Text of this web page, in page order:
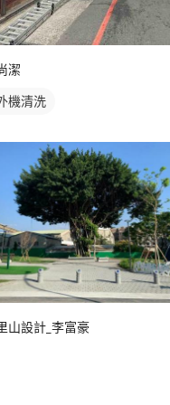
潔
機清洗
山設計_李富豪